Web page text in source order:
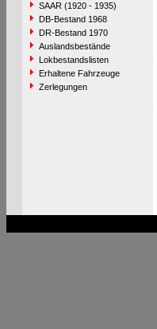
SAAR (1920 - 1935)
DB-Bestand 1968
DR-Bestand 1970
Auslandsbestände
Lokbestandslisten
Erhaltene Fahrzeuge
Zerlegungen